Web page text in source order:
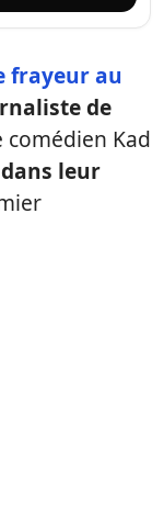
frayeur au
de
comédien Kad
leur